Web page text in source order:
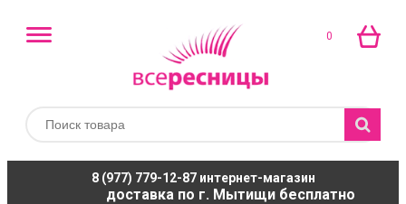
0
8 (977) 779-12-87интернет-магазин
доставка по г. Мытищи бесплатно